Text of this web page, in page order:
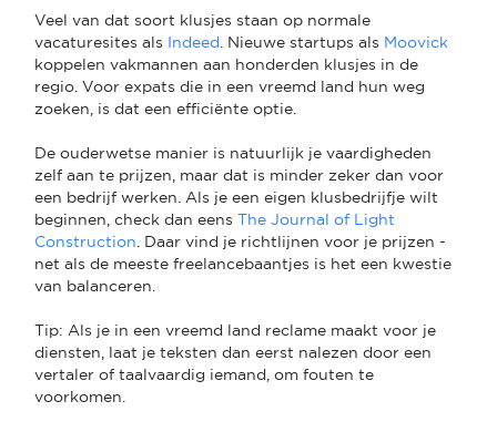
Veel van dat soort klusjes staan op normale
vacaturesites als Indeed . Nieuwe startups als Moovick
koppelen vakmannen aan honderden klusjes in de
regio. Voor expats die in een vreemd land hun weg
zoeken, is dat een efficiënte optie.
De ouderwetse manier is natuurlijk je vaardigheden
zelf aan te prijzen, maar dat is minder zeker dan voor
een bedrijf werken. Als je een eigen klusbedrijfje wilt
beginnen, check dan eens The Journal of Light
Construction . Daar vind je richtlijnen voor je prijzen -
net als de meeste freelancebaantjes is het een kwestie
van balanceren.
Tip: Als je in een vreemd land reclame maakt voor je
diensten, laat je teksten dan eerst nalezen door een
vertaler of taalvaardig iemand, om fouten te
voorkomen.